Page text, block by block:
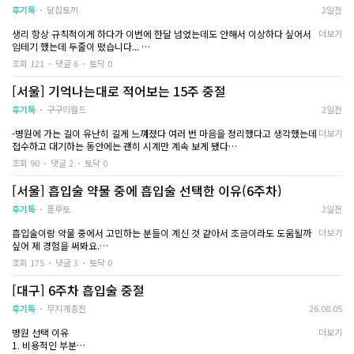
해본 뒤 정하시면
최대한 답변해드릴게요 다들 얼마나 맘고생 하셨을지 알아서 조금이라도 도움이
되고싶었습니다 좋은 주말 보내세요
ㅠㅠ
20주라는 주수 때문에 고민하시거나,
바쁜 일정 때문에 망설이시는 분들이 있다면 상담 먼저 받아보시는 걸 추천드립
니다 ㅠㅠ
다들 건강하게 몸조리 잘하셨으면 좋겠어요!!!!
전 6주차에 흡입술로 진행했고, 수액도 추가해서 받았어요
병원에 도착해서 검사를 하고 설명을 듣는 동안은 괜찮았는데, 막상 제 차례가 가
까워질수록 별생각이 다 들었던..ㅠㅠㅠ
그래도 원장님이 계속 차분하게 안내해줘서 마음이 조금씩 편해지긴 하더라고
요...
그리고 중절은 수면으로 진행해서 과정은 그냥 기억이 없어요..
눈을 떴을 때는 회복실이었고, 처음에는 정신이 조금 멍했던 것 같아요
배는 생리통처럼 묵직한 느낌이 있었는데 초반에만 그렇고 시간이 지나면서 조
수액을 같이 맞으면서 쉬다 보니 몸에 힘이 돌아오는 느낌이 들기도 했어요
수액 추가하는거 그렇게 안비싸니까 수액까지 받으면 좋을 것 같기는 해요..!
아무튼 수술 받고 집에 와서는 무조건 쉬자는 생각으로 하루를 보냈어요 전
배가 살짝 당기는 느낌은 있었지만 계속 심하게 아픈 건 아니었고, 따뜻하게 쉬면
서 물도 자주 마셔줬구요..
다음 날에는 컨디션이 조금 나아졌지만 평소처럼 움직이기보다는 천천히 생활했
몸이 회복되는 것도 중요하긴한데 몸 회복은 크게 무리만 안하면 금방 회복되니
걱정은 안해도 될 것 같아요
그저 저는 마음을 추스르는 시간이 더 필요하다고 생각하는 편이라
스트레스 받지 않으려고 노력했고 긍정적으로 생각하려고 노력했어요...ㅎㅎㅎ
주변에 알릴수도 없어서 진짜 찐친 한명한테만 털어놨고
너무 우울하지 않으려고 친구랑 시간을 보내니 점점 나아지긴 하더라고요..
잠시 잊는 것 뿐이지만요...ㅎㅎㅠㅠ
그래도 여건이 안 되는데 책임지지 못할 선택을 하는 것보다는
제 마음이 조금 아픈 과정을 겪는 게 더 낫다고 생각하며 지내고 있습니다...!!
후기톡 달집토끼 2일전
생리 항상 규칙적이게 하다가 이번에 한달 넘었는데도 안해서 이상하다 싶어서
임테기 했는데 두줄이 떴습니다...
두 줄 떴을 때 정말 심장이 쿵 내려앉았고... 지금 상황이 아기를 낳을 수 있는 상
황이 아니라서... 급하게 중절하고 왔습니다....
임테기 하고나서 두 줄인거 확인하고 중절 하는 병원에 전화를 먼저 해서 제 상황
말씀 드리니깐 자세한건 병원에서 확인해보자고 하셔서 다음날 바로 방문했습니
고 갔습니다...
갔을 때 여원장님께서 상담해주셨고 따뜻한 말씀으로 진료해주셨어요... 혼자간
거기도 하고 솔직한 감정으로는 중절이 무섭기도 했지만 여원장님께 진료 받으
면서 많이 진정이 되서 상담 후에 바로 수술했습니다... 수술 후에는 1인 회복실
에서 몸이 괜찮아질 때까지 있다가 바로 퇴원했어요...
제가 급하게 알아보고 간거긴 하지만 혹시나 홈페이지에 나와있는 금액보다 비
아직 정신적으로 회복이 다 된건 아니지만 중절하는 병원 찾아보고 계신 분이 계
신다면 제 글이 조금이나마 도움이 되시길 바라면서 씁니다...
더보기
조회 121 댓글 6 토닥 0
[서울] 기억나는대로 적어보는 15주 중절
후기톡 구구의월드 2일전
-병원에 가는 길이 유난히 길게 느껴졌다 여러 번 마음을 정리했다고 생각했는데
접수하고 대기하는 동안에는 괜히 시계만 계속 보게 됐다
-당일 수술 예약을 잡고 갔다 아침 식사를 하지 않고 갔으며 도착해서 초음파 검
사를 한 뒤 원장님 상담을 진행했다
-수술 방법에 대해 이야기 하고 실장님 하고는 금액, 영양제 선택 여부 등에 대해
이야기를 나눴다
-난 그냥 빨리 받고 싶은 것이 최우선 목표여서 병원에서 추천해주는대로 했다
으면 화장실 가고 싶은 느낌이 들고 아랫배가 뻐근? 불편해지는 느낌이 든다
-난 근종도 있다고 해서 출혈이 평균보다 많을 가능성이 있어 지혈에 도움이 되
는 영양제를 추가 해서 맞았다
-수술은 수면마취로 한다 수술이 끝나고도 회복실에 한참 있게 된다 혈압도 재고
체온도 재고 출혈은 많은지 체크도 계속 한다
-자궁이 수축되는건지 쥐어 짜는 듯한 통증이 있어 누워 있기도 힘들었다
-시간이 지나면서 통증은 점점 줄고 출혈도 잡혀서 집으로 돌아왔다
있는 중이다
-피도 거의 나지 않고 복부 통증도 없고 소화 기능도 점점 좋아지고 있지만 날씨
더보기
조회 90 댓글 2 토닥 0
[서울] 흡입술 약물 중에 흡입술 선택한 이유(6주차)
후기톡 플루토 2일전
흡입술이랑 약물 중에서 고민하는 분들이 계신 것 같아서 조금이라도 도움될까
싶어 제 경험을 써봐요.
일단 저는 중절을 두 번 했고요..ㅎㅎ
두 번 모두 흡입술로 진행했어요.
저도 두 번째 때는 또 흡입술을 받는다는 게 부담돼서 이번에는 mtx로 해볼까 생
각했어요.
금 덜하지 않을까 싶었거든요.
더보기
조회 175 댓글 3 토닥 0
[대구] 6주차 흡입술 중절
후기톡 무지개충전 26.08.05
병원 선택 이유
1. 비용적인 부분
더보기